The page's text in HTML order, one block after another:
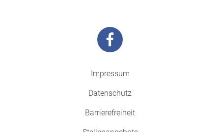
Impressum
Datenschutz
Barrierefreiheit